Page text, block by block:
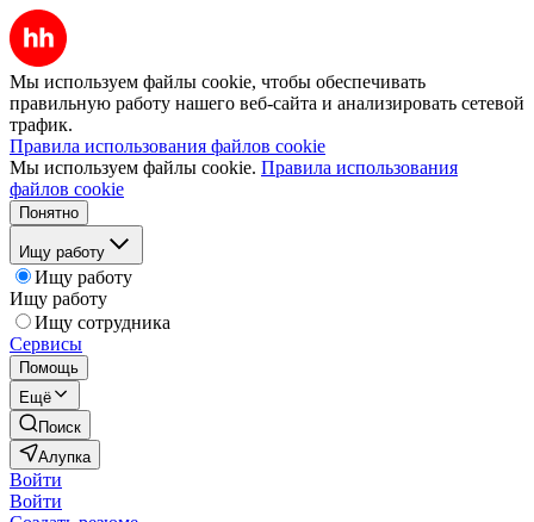
Мы используем файлы cookie, чтобы обеспечивать
правильную работу нашего веб-сайта и анализировать сетевой
трафик.
Правила использования файлов cookie
Мы используем файлы cookie. Правила использования
файлов cookie
Понятно
Ищу работу
Ищу работу
Ищу работу
Ищу сотрудника
Сервисы
Помощь
Ещё
Поиск
Алупка
Войти
Войти